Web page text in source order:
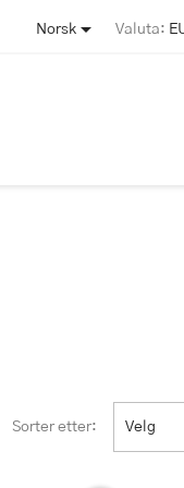
Norsk Valuta:
Sorter etter: Velg